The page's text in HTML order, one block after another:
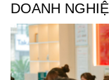
DOANH